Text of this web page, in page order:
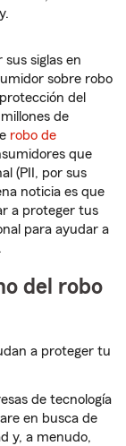
sus siglas en
sobre robo
del
de
robo de
que
(PII, por sus
noticia es que
a proteger tus
para ayudar a
del robo
a proteger tu
de tecnología
en busca de
y, a menudo,